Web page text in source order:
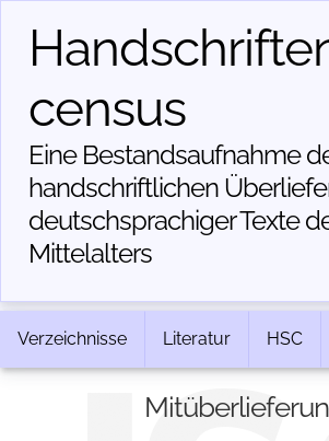
census
Eine Bestandsaufnahme
handschriftlichen
deutschsprachiger Texte
Mittelalters
Verzeichnisse Literatur HSC